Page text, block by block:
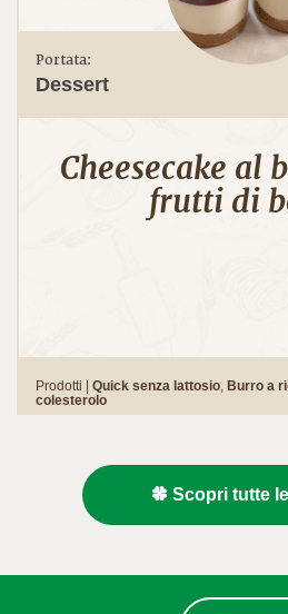
Portata:
Dessert
Cheesecake al
frutti di
Prodotti | Quick senza lattosio Burro a
colesterolo
Scopri tutte